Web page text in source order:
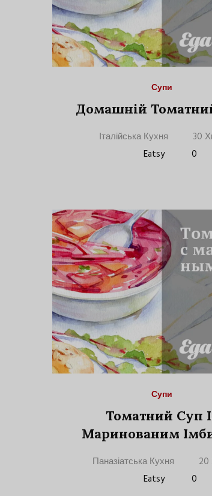
Супи
Домашній
Італійська Кухня
30
Eatsy
0
Супи
Томатний Суп
Маринованим
Паназіатська Кухня
20
Eatsy
0